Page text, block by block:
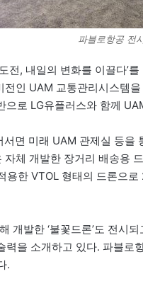
파블로항공 전
전, 내일의 변화를 이끌다’
인 UAM 교통관리시스템
로 LG유플러스와 함께
면 미래 UAM 관제실 등
체 개발한 장거리 배송용
용한 VTOL 형태의 드론으
개발한 ‘불꽃드론’도 전시
력을 소개하고 있다. 파블
.